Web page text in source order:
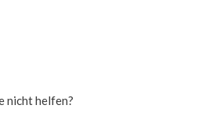
nicht helfen?